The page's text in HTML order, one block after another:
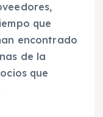
que
encontrado
de la
que